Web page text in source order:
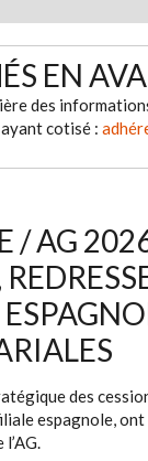
EN
des
cotisé :
/ AG
des
espagnole,